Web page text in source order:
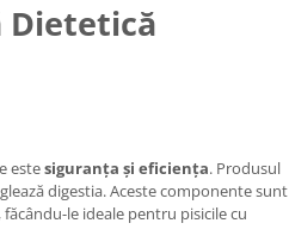
Dietetică
estesiguranța și eficiența. Produsul
digestia. Aceste componente sunt
le ideale pentru pisicile cu